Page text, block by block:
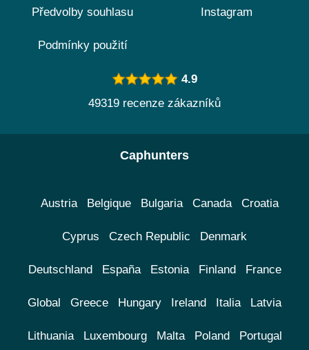
Předvolby souhlasu
Podmínky použití
Instagram
4.9
49319 recenze zákazníků
Caphunters
Austria Belgique Bulgaria Canada Croatia
Cyprus Czech Republic Denmark
Deutschland España Estonia Finland France
Global Greece Hungary Ireland Italia Latvia
Lithuania Luxembourg Malta Poland Portugal